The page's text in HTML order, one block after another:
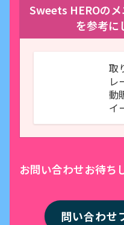
Sweets HEROの
を参考に
取
レ
動
イ
お問い合わせお待ち
問い合わせ